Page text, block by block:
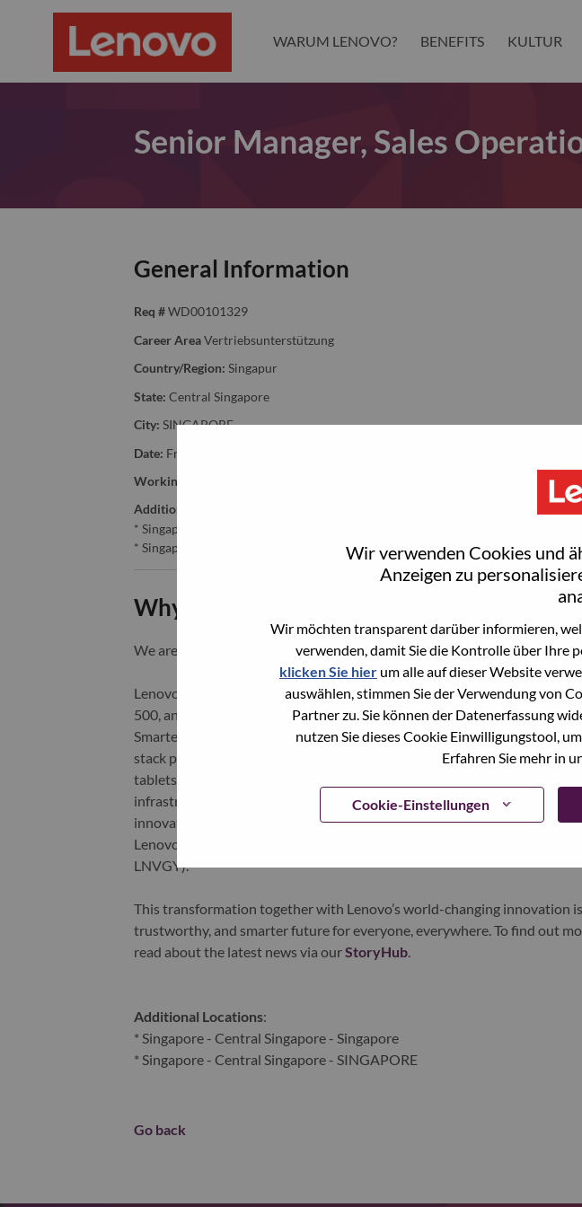
Wir verwenden Cookies und
Anzeigen zu
Wir möchten transparent darüber informieren,
verwenden, damit Sie die Kontrolle über Ihre
klicken Sie hier um alle auf dieser Website
auswählen, stimmen Sie der Verwendung von
Partner zu. Sie können der Datenerfassung
nutzen Sie dieses Cookie Einwilligungstool,
Erfahren Sie mehr in
Cookie-Einstellungen
WARUM LENOVO? BENEFITS KULTUR
Senior Manager, Sales
General Information
Req # WD00101329
Career Area Vertriebsunterstützung
Country/Region: Singapur
State: Central Singapore
City: SINGAPORE
Date: Freitag, Juli 3, 2026
Working Time:
Additional Locations
* Singapore - Central Singapore - Singapore
* Singapore - Central Singapore - SINGAPORE
Why Work at Lenovo
We are Lenovo. We do what we say. We own what we do. We WOW our
Lenovo is a US$83 billion revenue global technology powerhouse,
500, and serving millions of customers every day in 180 markets.
Smarter Technology for All, Lenovo has built on its success as the
stack portfolio of AI-enabled, AI-ready, and AI-optimized devices (PCs,
tablets), infrastructure (server, storage, edge, high performance
infrastructure), software, solutions, and services. Lenovo’s continued
innovation is building a more equitable, trustworthy, and smarter future
Lenovo is listed on the Hong Kong stock exchange under Lenovo Group
LNVGY).
This transformation together with Lenovo’s world-changing innovation
trustworthy, and smarter future for everyone, everywhere. To find out
read about the latest news via ourStoryHub.
Additional Locations:
* Singapore - Central Singapore - Singapore
* Singapore - Central Singapore - SINGAPORE
Go back